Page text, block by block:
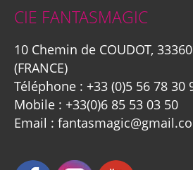
CIE FANTASMAGIC
10 Chemin de COUDOT,
(FRANCE)
Téléphone : +33 (0)5 56 78 30
Mobile : +33(0)6 85 53 03 50
Email :